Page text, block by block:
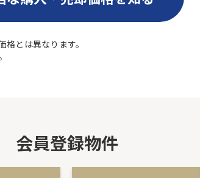
とは異なります。
会員登録物件